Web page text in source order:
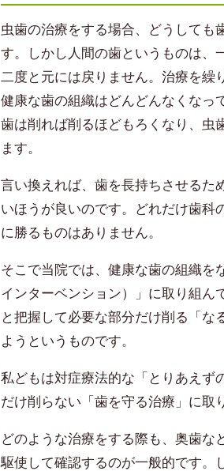
虫歯の治療をする場合、どうしても
す。しかし人間の歯というものは、
二度と元には戻りません。治療を繰
健康な歯の組織はどんどんなくなっ
歯は削れば削るほどもろくなり、虫
ます。
言い換えれば、歯を長持ちさせるた
いほうが良いのです。どれだけ歯科
に勝るものはありません。
そこで当院では、健康な歯の組織
インターベンション）」に取り組ん
と把握して必要な部分だけ削る「
ようというものです。
私どもは対症療法的な「とりあえず
だけ削らない「歯を守る治療」に取
どのような治療をする際も、奥歯な
駆使して確認するのが一般的です。